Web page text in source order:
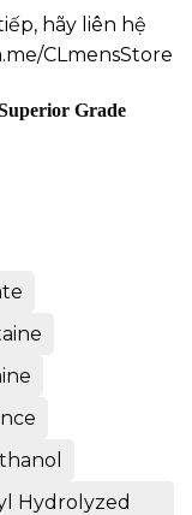
hãy liên hệ
CLmensStore
Grade
Hydrolyzed